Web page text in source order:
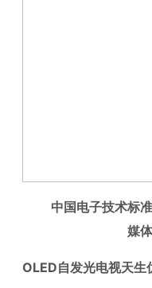
中国电子技术标
媒
OLED自发光电视天生